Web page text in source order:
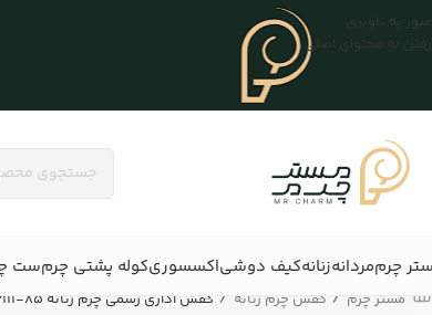
عبور به ناوبری
رفتن به محتوای اصلی
چرممردانهزنانهکیف دوشیاکسسوریکوله پشتی چرمست
مستر چرم / کفش چرم زنانه / کفش اداری رسمی چرم زنانه mrc2111-85